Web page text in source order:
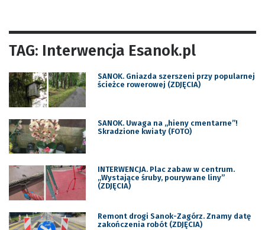
TAG: Interwencja Esanok.pl
SANOK. Gniazda szerszeni przy popularnej
ścieżce rowerowej (ZDJĘCIA)
SANOK. Uwaga na „hieny cmentarne”!
Skradzione kwiaty (FOTO)
INTERWENCJA. Plac zabaw w centrum.
„Wystające śruby, pourywane liny”
(ZDJĘCIA)
Remont drogi Sanok-Zagórz. Znamy datę
zakończenia robót (ZDJĘCIA)